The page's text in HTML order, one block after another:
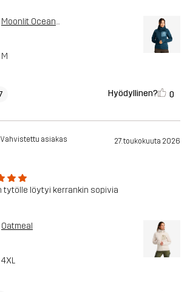
Moonlit Ocean/Stellar
M
Hyödyllinen? 0
Vahvistettu asiakas 27. toukokuuta 2026
tytölle löytyi kerrankin sopivia
Oatmeal
4XL